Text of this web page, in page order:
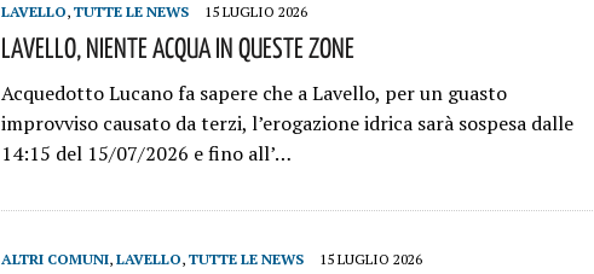
LAVELLO, TUTTE LE NEWS 15 LUGLIO 2026
Lavello, Niente Acqua In Queste Zone
Acquedotto Lucano fa sapere che a Lavello, per un guasto
improvviso causato da terzi, l’erogazione idrica sarà sospesa dalle
14:15 del 15/07/2026 e fino all’…
ALTRI COMUNI, LAVELLO, TUTTE LE NEWS 15 LUGLIO 2026